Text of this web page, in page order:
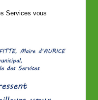
Services vous